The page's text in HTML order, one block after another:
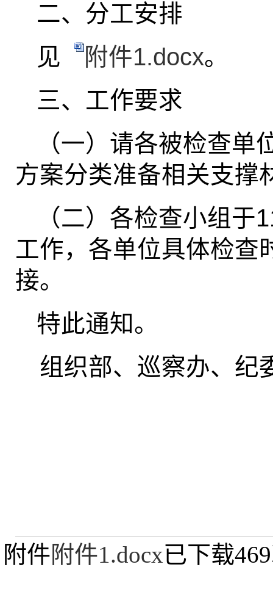
二、分工安排
见
附件1.docx。
三、工作要求
（一）请各被检查
方案分类准备相关支撑
（二）各检查小组于
工作，各单位具体检查
接。
特此通知。
组织部、巡察办、纪
附件附件1.docx已下载469